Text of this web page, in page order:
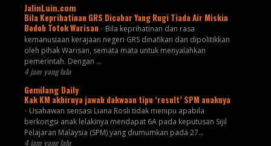
JalinLuin.com
Bila Keprihatinan GRS Dicabar Yang Rugi Tiada Air Miskin
Bodoh Totok Warisan - Bila keprihatinan dan rasa
kemanusiaan kerajaan negeri GRS dinafikan dan dipolitikkan
oleh pihak Warisan, semata mata untuk menyalahkan
pemerintah. Dengan ...
4 jam yang lalu
Gemilang Daily
Kak KM akhirnya jawab dakwaan tipu ‘result’ SPM anaknya
- Usahawan sensasi Liana Rosli tidak menipu apabila
berkongsi anak lelakinya mendapat 6A pada keputusan Sijil
Pelajaran Malaysia (SPM) yang diumumkan pada 27...
4 jam yang lalu